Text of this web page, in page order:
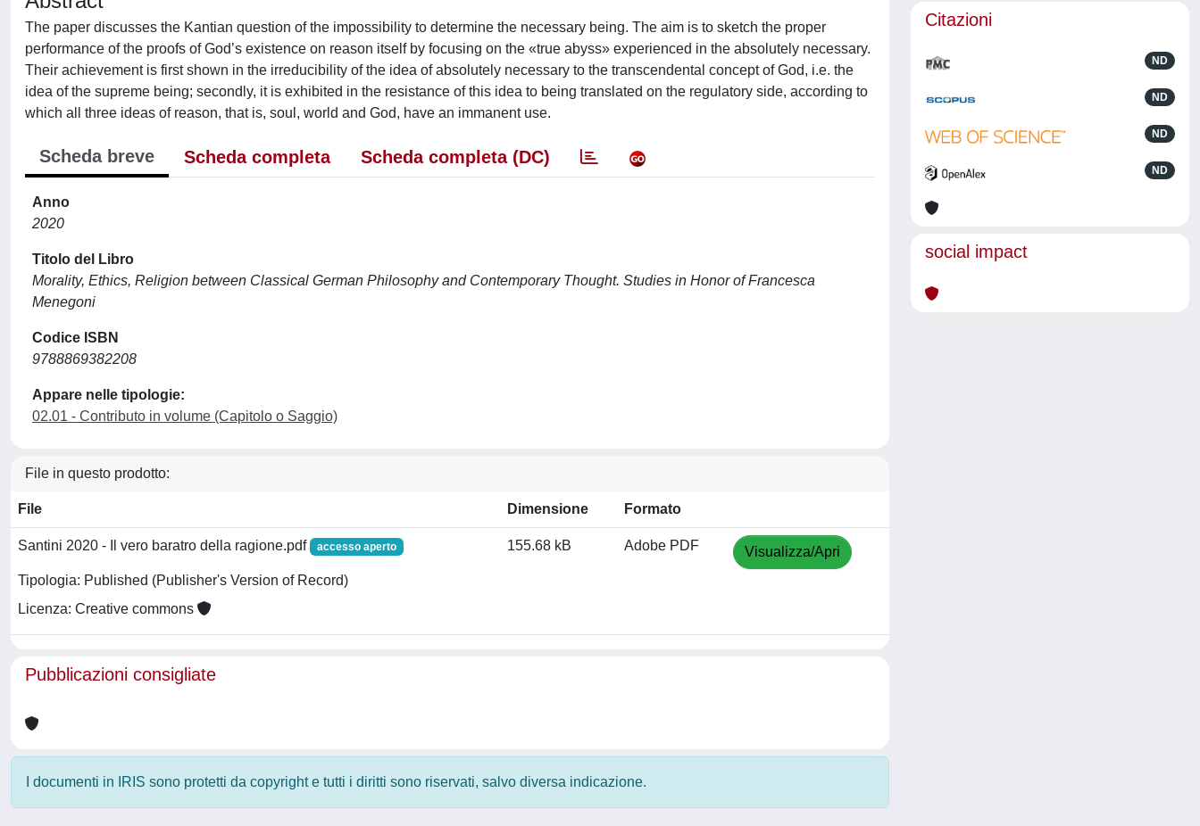
The paper discusses the Kantian question of the impossibility to determine the necessary being. The aim is to sketch the proper
performance of the proofs of God’s existence on reason itself by focusing on the «true abyss» experienced in the absolutely necessary.
Their achievement is first shown in the irreducibility of the idea of absolutely necessary to the transcendental concept of God, i.e. the
idea of the supreme being; secondly, it is exhibited in the resistance of this idea to being translated on the regulatory side, according to
which all three ideas of reason, that is, soul, world and God, have an immanent use.
Scheda breve Scheda completa Scheda completa (DC)
Anno
2020
Titolo del Libro
Morality, Ethics, Religion between Classical German Philosophy and Contemporary Thought. Studies in Honor of Francesca
Menegoni
Codice ISBN
9788869382208
Appare nelle tipologie:
02.01 - Contributo in volume (Capitolo o Saggio)
File in questo prodotto:
File Dimensione Formato
Santini 2020 - Il vero baratro della ragione.pdf accesso aperto
Tipologia: Published (Publisher's Version of Record)
Licenza: Creative commons
155.68 kB Adobe PDF Visualizza/Apri
Pubblicazioni consigliate
I documenti in IRIS sono protetti da copyright e tutti i diritti sono riservati, salvo diversa indicazione.
Citazioni
ND
ND
ND
ND
social impact